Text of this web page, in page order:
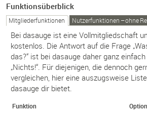
Funktionsüberblick
Mitgliederfunktionen Nutzerfunktionen – ohne
Bei dasauge ist eine Vollmitgliedschaft
kostenlos. Die Antwort auf die Frage
das?“ ist bei dasauge daher ganz
„Nichts!“. Für diejenigen, die dennoch
vergleichen, hier eine auszugsweise
dasauge dir bietet.
Funktion